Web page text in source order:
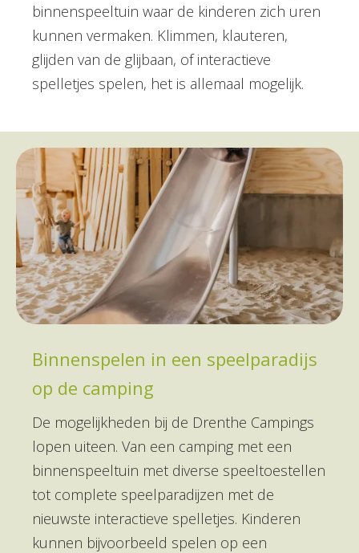
binnenspeeltuin waar de kinderen zich uren
kunnen vermaken. Klimmen, klauteren,
glijden van de glijbaan, of interactieve
spelletjes spelen, het is allemaal mogelijk.
Binnenspelen in een speelparadijs
op de camping
De mogelijkheden bij de Drenthe Campings
lopen uiteen. Van een camping met een
binnenspeeltuin met diverse speeltoestellen
tot complete speelparadijzen met de
nieuwste interactieve spelletjes. Kinderen
kunnen bijvoorbeeld spelen op een